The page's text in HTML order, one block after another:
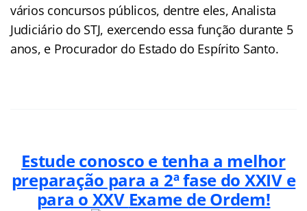
vários concursos públicos, dentre eles, Analista
Judiciário do STJ, exercendo essa função durante 5
anos, e Procurador do Estado do Espírito Santo.
Estude conosco e tenha a melhor
preparação para a 2ª fase do XXIV e
para o XXV Exame de Ordem!